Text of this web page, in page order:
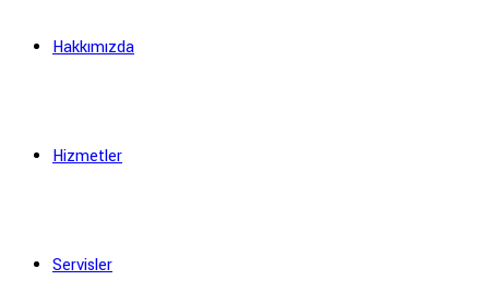
Hakkımızda
Hizmetler
Servisler